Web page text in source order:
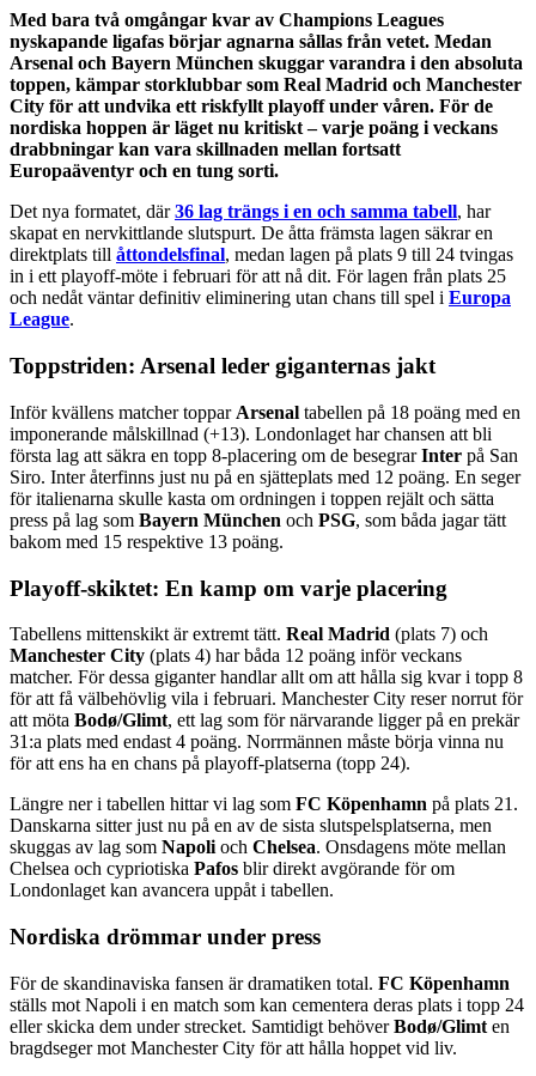
Med bara två omgångar kvar av Champions Leagues
nyskapande ligafas börjar agnarna sållas från vetet. Medan
Arsenal och Bayern München skuggar varandra i den absoluta
toppen, kämpar storklubbar som Real Madrid och Manchester
City för att undvika ett riskfyllt playoff under våren. För de
nordiska hoppen är läget nu kritiskt – varje poäng i veckans
drabbningar kan vara skillnaden mellan fortsatt
Europaäventyr och en tung sorti.
Det nya formatet, där36 lag trängs i en och samma tabell, har
skapat en nervkittlande slutspurt. De åtta främsta lagen säkrar en
direktplats till åttondelsfinal, medan lagen på plats 9 till 24 tvingas
in i ett playoff-möte i februari för att nå dit. För lagen från plats 25
och nedåt väntar definitiv eliminering utan chans till spel i Europa
League.
Toppstriden: Arsenal leder giganternas jakt
Inför kvällens matcher toppar Arsenal tabellen på 18 poäng med en
imponerande målskillnad (+13). Londonlaget har chansen att bli
första lag att säkra en topp 8-placering om de besegrarInter på San
Siro. Inter återfinns just nu på en sjätteplats med 12 poäng. En seger
för italienarna skulle kasta om ordningen i toppen rejält och sätta
press på lag som Bayern München och PSG, som båda jagar tätt
bakom med 15 respektive 13 poäng.
Playoff-skiktet: En kamp om varje placering
Tabellens mittenskikt är extremt tätt. Real Madrid (plats 7) och
Manchester City (plats 4) har båda 12 poäng inför veckans
matcher. För dessa giganter handlar allt om att hålla sig kvar i topp 8
för att få välbehövlig vila i februari. Manchester City reser norrut för
att möta Bodø/Glimt, ett lag som för närvarande ligger på en prekär
31:a plats med endast 4 poäng. Norrmännen måste börja vinna nu
för att ens ha en chans på playoff-platserna (topp 24).
Längre ner i tabellen hittar vi lag som FC Köpenhamn på plats 21.
Danskarna sitter just nu på en av de sista slutspelsplatserna, men
skuggas av lag som Napoli och Chelsea. Onsdagens möte mellan
Chelsea och cypriotiska Pafos blir direkt avgörande för om
Londonlaget kan avancera uppåt i tabellen.
Nordiska drömmar under press
För de skandinaviska fansen är dramatiken total. FC Köpenhamn
ställs mot Napoli i en match som kan cementera deras plats i topp 24
eller skicka dem under strecket. Samtidigt behöverBodø/Glimt en
bragdseger mot Manchester City för att hålla hoppet vid liv.